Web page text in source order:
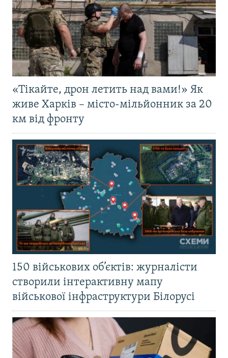
«Тікайте, дрон летить над вами!» Як
живе Харків – місто-мільйонник за 20
км від фронту
150 військових об’єктів: журналісти
створили інтерактивну мапу
військової інфраструктури Білорусі